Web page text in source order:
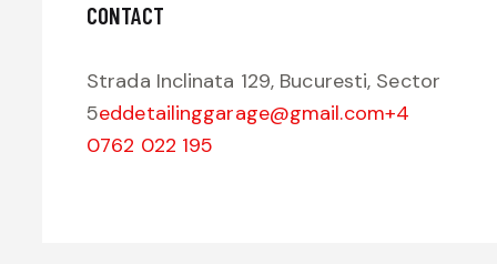
CONTACT
Strada Inclinata 129, Bucuresti, Sector
5eddetailinggarage@gmail.com+4
0762 022 195